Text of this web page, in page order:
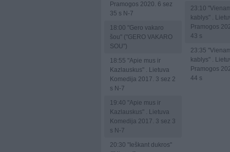
Pramogos 2020. 6 sez
35 s N-7
18:00 "Gero vakaro
šou" ("GERO VAKARO
SOU")
18:55 "Apie mus ir
Kazlauskus" . Lietuva
Komedija 2017. 3 sez 2
s N-7
19:40 "Apie mus ir
Kazlauskus" . Lietuva
Komedija 2017. 3 sez 3
s N-7
20:30 "Ieškant dukros"
23:10
kablys" .
Pramogos
43 s
23:35
kablys" .
Pramogos
44 s